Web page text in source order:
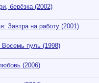
берёзка (2002)
Завтра на работу (2001)
Восемь пуль (1998)
(2006)